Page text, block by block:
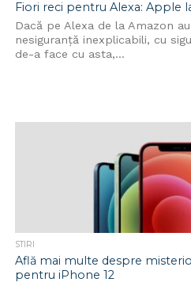
Fiori reci pentru Alexa: Apple
Dacă pe Alexa de la Amazon
nesiguranță inexplicabili, cu
de-a face cu asta,...
STIRI
Află mai multe despre
pentru iPhone 12